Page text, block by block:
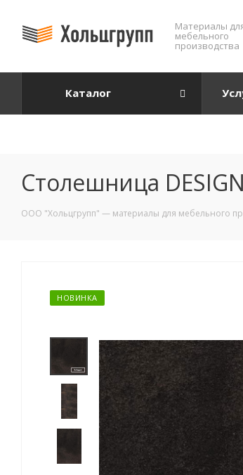
Mатериалы
мебельного
производства
Каталог
Столешница
ООО "Хольцгрупп" — материалы для мебельного
НОВИНКА